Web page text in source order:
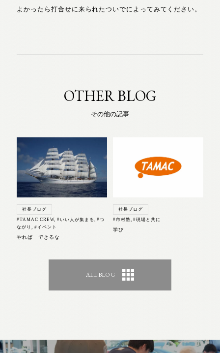
よかったら打合せに来られたついでによってみてください。
OTHER BLOG
その他の記事
社長ブログ
#TAMAC CREW,#いい人が集まる ,#つ
ながり,#イベント
やれば できるな
社長ブログ
#市村塾,#現場と共に
学び
ALL BLOG